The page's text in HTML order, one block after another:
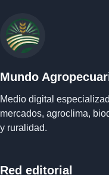
Mundo
Medio digital
mercados, agroclima,
y ruralidad.
Red editorial